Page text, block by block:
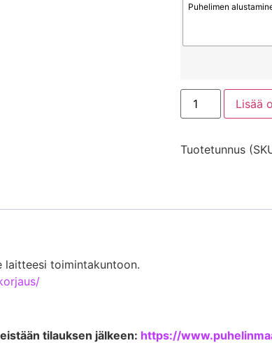
Puhelimen
Lisää
Tuotetunnus
laitteesi toimintakuntoon.
tilauksen jälkeen: https://